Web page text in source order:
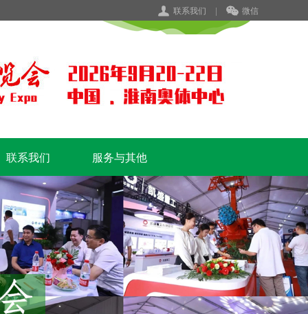
联系我们 | 微信
联系我们 服务与其他